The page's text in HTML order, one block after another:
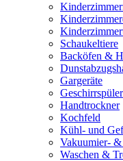
Schaukeltiere
Backöfen &
Gargeräte
Geschirrspüler
Handtrockner
Kochfeld
Kühl- und
Vakuumier- &
Waschen &